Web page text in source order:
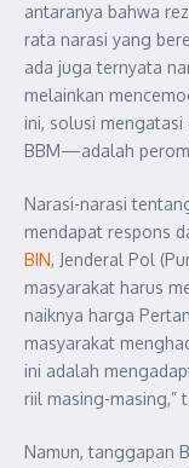
antaranya bahwa
rata narasi yang
ada juga ternyata
melainkan
ini, solusi
BBM—adalah
Narasi-narasi
mendapat respons
BIN, Jenderal Pol
masyarakat harus
naiknya harga
masyarakat
ini adalah
riil masing-masing,”
Namun, tanggapan